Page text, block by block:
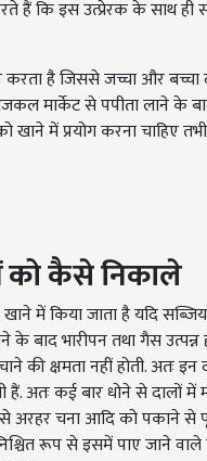
मार्केट से पपीता लाने के
में प्रयोग करना चाहिए
को कैसे निकाले
में किया जाता है यदि
के बाद भारीपन तथा गैस
की क्षमता नहीं होती. अतः
हैं. अतः कई बार धोने से दालों
अरहर चना आदि को पकाने से
रूप से इसमें पाए जाने
है.